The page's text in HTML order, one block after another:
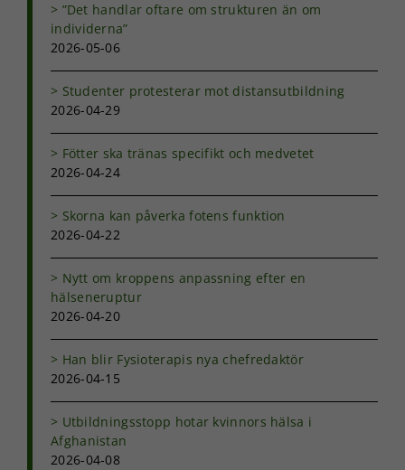
”Det handlar oftare om strukturen än om
individerna”
2026-05-06
Studenter protesterar mot distansutbildning
2026-04-29
Fötter ska tränas specifikt och medvetet
2026-04-24
Skorna kan påverka fotens funktion
2026-04-22
Nytt om kroppens anpassning efter en
hälseneruptur
2026-04-20
Han blir Fysioterapis nya chefredaktör
2026-04-15
Utbildningsstopp hotar kvinnors hälsa i
Afghanistan
2026-04-08
hemsida ska
prestera så
ditt besök.
Om du nekar
kommer viss
funktionalitet
från
hemsidan.
Marknadsföring
Genom att dela
beteende när du
surfar ökar du